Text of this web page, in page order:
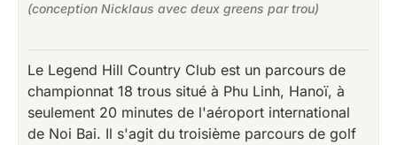
(conception Nicklaus avec deux greens par trou)
Le Legend Hill Country Club est un parcours de
championnat 18 trous situé à Phu Linh, Hanoï, à
seulement 20 minutes de l'aéroport international
de Noi Bai. Il s'agit du troisième parcours de golf